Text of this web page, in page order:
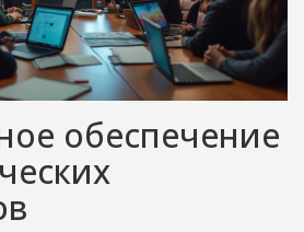
обеспечение